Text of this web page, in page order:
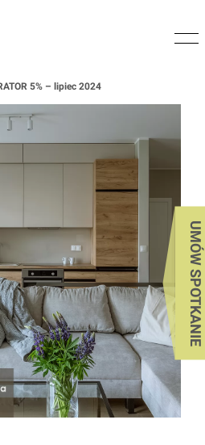
UMÓW SPOTKANIE
5% – lipiec 2024